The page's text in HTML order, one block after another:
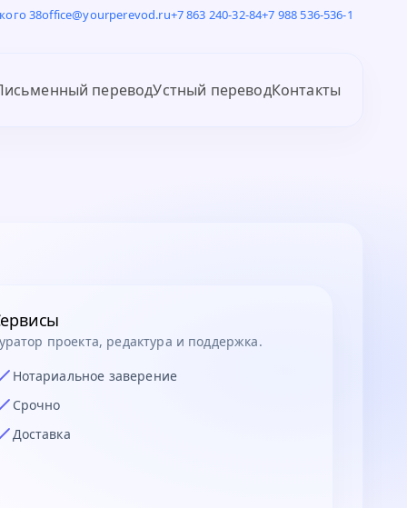
38office@yourperevod.ru+7 863 240-32-84+7 988 536-536-1
переводУстный переводКонтакты
проекта, редактура и поддержка.
Нотариальное заверение
Срочно
Доставка